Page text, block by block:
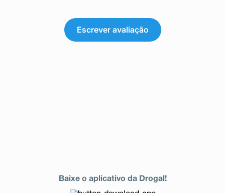
Escrever avaliação
Baixe o aplicativo da Drogal!